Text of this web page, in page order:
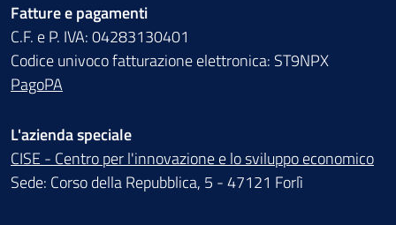
Fatture e pagamenti
C.F. e P. IVA: 04283130401
Codice univoco fatturazione elettronica: ST9NPX
PagoPA
L'azienda speciale
CISE - Centro per l'innovazione e lo sviluppo economico
Sede: Corso della Repubblica, 5 - 47121 Forlì